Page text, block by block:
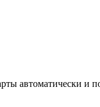
автоматически и